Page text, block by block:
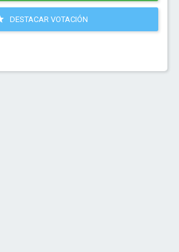
DESTACAR VOTACIÓN